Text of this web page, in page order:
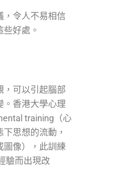
，令人不易相信
好處。
，可以引起腦部
。香港大學心理
training（心
思想的流動，
圖像），此訓練
驗而出現改